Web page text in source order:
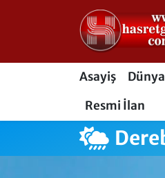
Asayiş Dünya
Resmi İlan
Osmaniye Nöbetçi
Osmaniye Hava
Osmaniye Trafik
Süper Lig Puan